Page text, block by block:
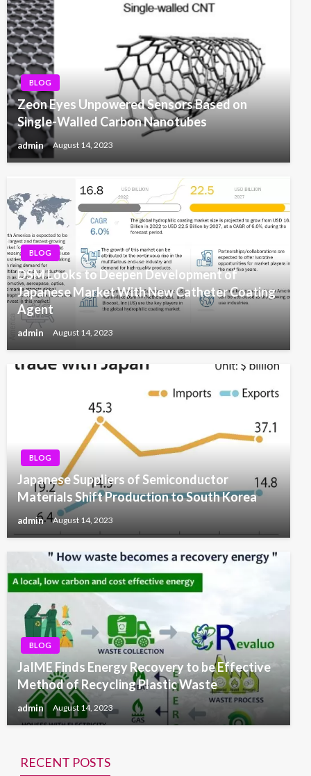
BLOG
Zeon Eyes Unpowered Sensors Based on
Single-Walled Carbon Nanotubes
admin August 14, 2023
BLOG
DSM Looks to Deepen Development of
Japanese Market With New Catheter Coating
Agent
admin August 14, 2023
BLOG
Japanese Suppliers of Semiconductor
Materials Shift Production to South Korea
admin August 14, 2023
BLOG
JaIME Finds Energy Recovery to be Effective
Method of Recycling Plastic Waste
admin August 14, 2023
RECENT POSTS